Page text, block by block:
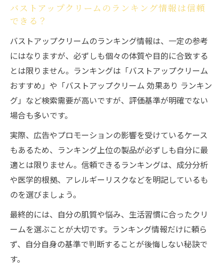
バストアップクリームのランキング情報は信頼
できる？
バストアップクリームのランキング情報は、一定の参考
にはなりますが、必ずしも個々の体質や目的に合致する
とは限りません。ランキングは「バストアップクリーム
おすすめ」や「バストアップクリーム 効果あり ランキン
グ」など検索需要が高いですが、評価基準が明確でない
場合も多いです。
実際、広告やプロモーションの影響を受けているケース
もあるため、ランキング上位の製品が必ずしも自分に最
適とは限りません。信頼できるランキングは、成分分析
や医学的根拠、アレルギーリスクなどを明記しているも
のを選びましょう。
最終的には、自分の肌質や悩み、生活習慣に合ったクリ
ームを選ぶことが大切です。ランキング情報だけに頼ら
ず、自分自身の基準で判断することが後悔しない秘訣で
す。